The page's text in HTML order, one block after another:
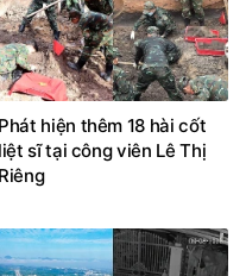
Phát hiện thêm 18 hài cốt
liệt sĩ tại công viên Lê Thị
Riêng